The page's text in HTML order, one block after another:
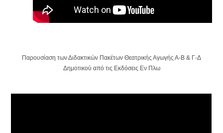
Παρουσίαση των Διδακτικών Πακέτων Θεατρικής Αγωγής Α-Β & Γ-Δ
Δημοτικού από τις Εκδόσεις Εν Πλω